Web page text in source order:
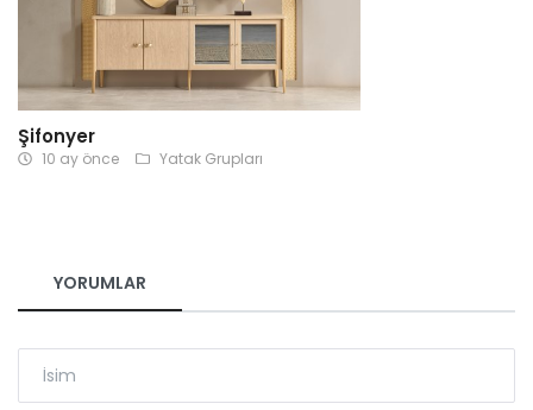
Şifonyer
10 ay önce Yatak Grupları
YORUMLAR